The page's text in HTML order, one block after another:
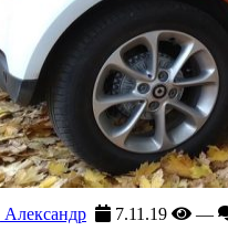
Александр 7.11.19 —